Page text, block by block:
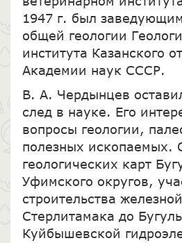
1947 г. был
общей геологии
института Казанского
Академии наук СССР.
В. А. Чердынцев
след в науке. Его
вопросы геологии,
полезных ископаемых.
геологических карт
Уфимского округов,
строительства
Стерлитамака до
Куйбышевской